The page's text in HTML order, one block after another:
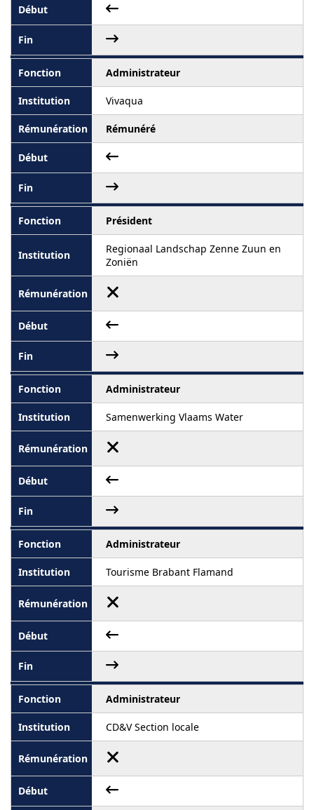
Administrateur
Vivaqua
Rémunéré
Président
Regionaal Landschap Zenne Zuun en
Zoniën
Administrateur
Samenwerking Vlaams Water
Administrateur
Tourisme Brabant Flamand
Administrateur
CD&V Section locale